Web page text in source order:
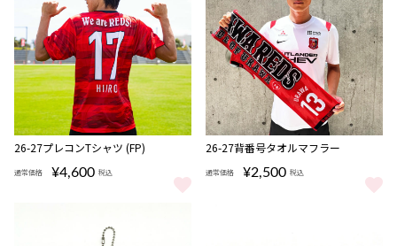
26-27プレコンTシャツ (FP)
通常価格 ¥4,600 税込
26-27プレコンTシャツ (FP) をもっと見る
26-27背番号タオルマフラー
通常価格 ¥2,500 税込
26-27背番号タオルマフラー をも